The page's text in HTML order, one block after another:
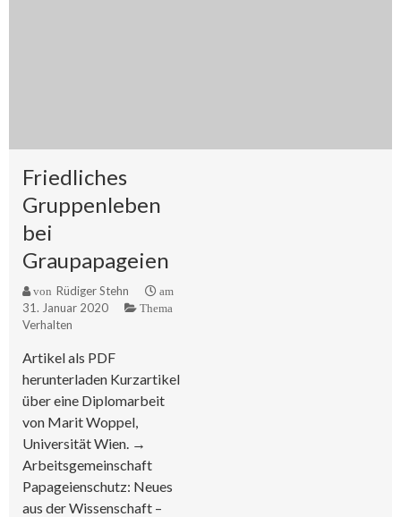
Friedliches
Gruppenleben
bei
Graupapageien
von Rüdiger Stehn am
31. Januar 2020 Thema
Verhalten
Artikel als PDF
herunterladen Kurzartikel
über eine Diplomarbeit
von Marit Woppel,
Universität Wien. →
Arbeitsgemeinschaft
Papageienschutz: Neues
aus der Wissenschaft –